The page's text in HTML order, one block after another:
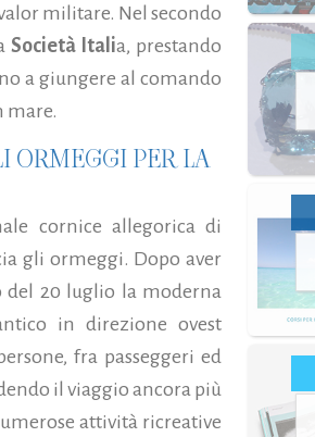
militare. Nel secondo
Società Italia, prestando
a giungere al comando
mare.
ORMEGGI PER LA
cornice allegorica di
gli ormeggi. Dopo aver
del 20 luglio la moderna
in direzione ovest
fra passeggeri ed
il viaggio ancora più
attività ricreative